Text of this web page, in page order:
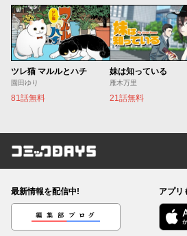
ツレ猫 マルルとハチ
園田ゆり
81話無料
妹は知っている
雁木万里
21話無料
コミックDAYS
最新情報を配信中!
編集部ブログ
アプリ